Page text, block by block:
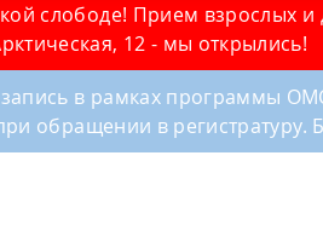
слободе! Прием взрослых и
12 - мы открылись!
в рамках программы
обращении в